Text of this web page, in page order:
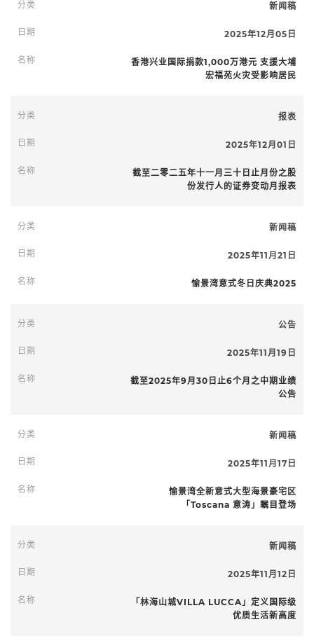
新闻稿
2025年12月05日
香港兴业国际捐款1,000万港元 支援大埔
宏福苑火灾受影响居民
报表
2025年12月01日
截至二零二五年十一月三十日止月份之股
份发行人的证券变动月报表
新闻稿
2025年11月21日
愉景湾意式冬日庆典2025
公告
2025年11月19日
截至2025年9月30日止6个月之中期业绩
公告
新闻稿
2025年11月17日
愉景湾全新意式大型海景豪宅区
「Toscana 意涛」瞩目登场
新闻稿
2025年11月12日
「林海山城VILLA LUCCA」定义国际级
优质生活新高度